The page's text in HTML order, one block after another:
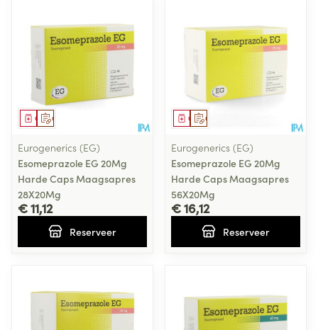
Op voorschrift
Geneesmiddel
Eurogenerics (EG)
Esomeprazole EG 20Mg
Harde Caps Maagsapres
28X20Mg
€ 11,12
Reserveer
Op voorschrift
Geneesmiddel
Eurogenerics (EG)
Esomeprazole EG 20Mg
Harde Caps Maagsapres
56X20Mg
€ 16,12
Reserveer